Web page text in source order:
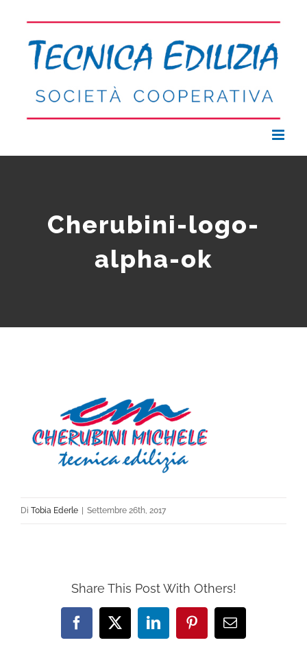
contenuto
Cherubini-logo-
alpha-ok
Di Tobia Ederle Settembre 26th, 2017
Share This Post With Others!
Facebook
X LinkedInPinterestEmail